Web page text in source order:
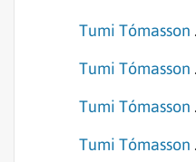
Tumi Tómasson .
Tumi Tómasson .
Tumi Tómasson .
Tumi Tómasson .